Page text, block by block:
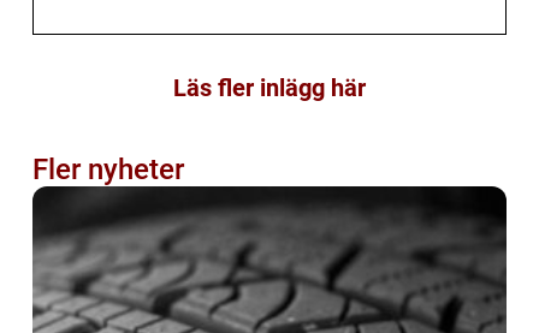
Läs fler inlägg här
Fler nyheter